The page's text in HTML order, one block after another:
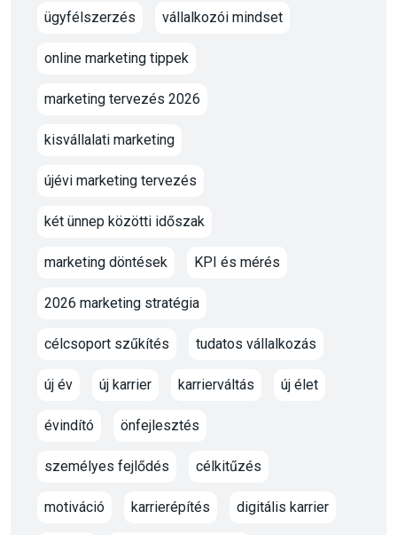
ügyfélszerzés vállalkozói mindset
online marketing tippek
marketing tervezés 2026
kisvállalati marketing
újévi marketing tervezés
két ünnep közötti időszak
marketing döntések KPI és mérés
2026 marketing stratégia
célcsoport szűkítés tudatos vállalkozás
új év új karrier karrierváltás új élet
évindító önfejlesztés
személyes fejlődés célkitűzés
motiváció karrierépítés digitális karrier